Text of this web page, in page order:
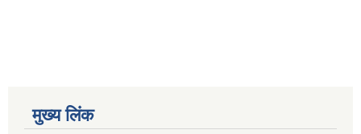
मुख्य लिंक